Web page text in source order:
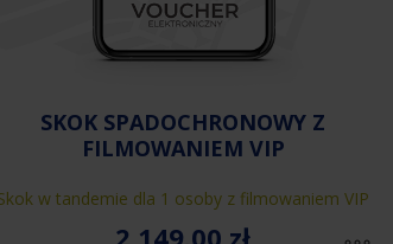
SKOK SPADOCHRONOWY Z
FILMOWANIEM VIP
w tandemie dla 1 osoby z filmowaniem VIP
2,149.00 zł